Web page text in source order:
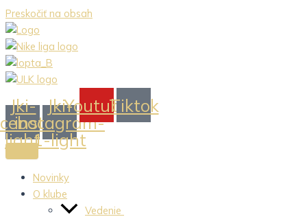
Preskočiť na obsah
Jki-
light
Jki-
instagram-
1-light
YoutubeTiktok
Novinky
O klube
Vedenie